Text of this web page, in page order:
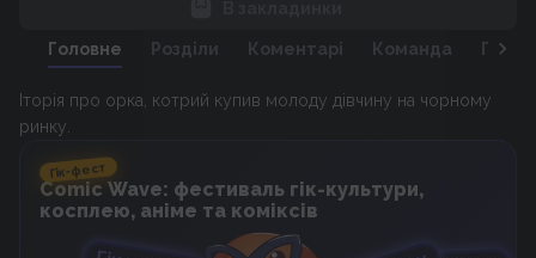
Головне Розділи Коментарі Команда
Іторія про орка, котрий купив молоду дівчину на чорному
Гік-фест
Comic Wave: фестиваль гік-культури,
косплею, аніме та коміксів